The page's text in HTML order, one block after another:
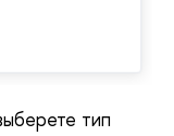
тип